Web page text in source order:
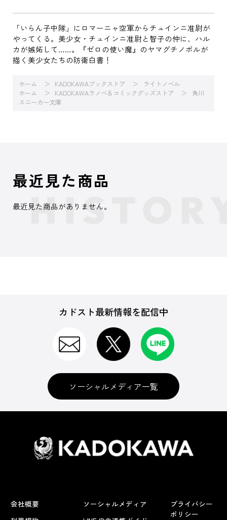
「いらん子中隊」にロマーニャ空軍からチュインニ准尉が
やってくる。美少女・チュインニ准尉と智子の仲に、ハル
カが嫉妬して……。『ゼロの使い魔』のヤマグチノボルが
描く美少女たちの防衛白書！
ホーム KADOKAWAブックストア
ライトノベル
ホーム
KADOKAWAラノベ＆コミックグッズストア
角川
スニーカー文庫
最近見た商品
最近見た商品がありません。
カドスト最新情報を配信中
ソーシャルメディア一覧
会社概要
ソーシャルメディア
プライバシー
ポリシー